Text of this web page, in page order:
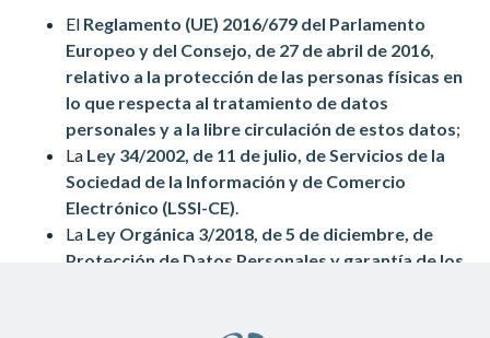
El Reglamento (UE) 2016/679 del Parlamento
Europeo y del Consejo, de 27 de abril de 2016,
relativo a la protección de las personas físicas en
lo que respecta al tratamiento de datos
personales y a la libre circulación de estos datos;
La Ley 34/2002, de 11 de julio, de Servicios de la
Sociedad de la Información y de Comercio
Electrónico (LSSI-CE).
La Ley Orgánica 3/2018, de 5 de diciembre, de
Protección de Datos Personales y garantía de los